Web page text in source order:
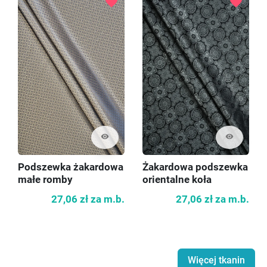
visibility
Podszewka żakardowa
małe romby
27,06 zł za m.b.
visibility
Żakardowa podszewka
orientalne koła
27,06 zł za m.b.
Więcej tkanin